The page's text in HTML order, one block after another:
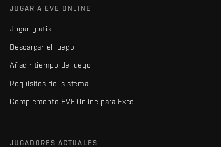
JUGAR A EVE ONLINE
Jugar gratis
Descargar el juego
Añadir tiempo de juego
Requisitos del sistema
Complemento EVE Online para Excel
JUGADORES ACTUALES